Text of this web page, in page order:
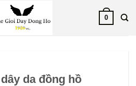
0
da đồng hồ